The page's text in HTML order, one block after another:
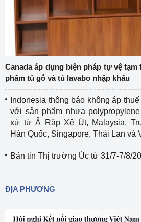
Canada áp dụng biện pháp tự vệ
phẩm tủ gỗ và tủ lavabo nhập khẩu
Indonesia thông báo không áp
với sản phẩm nhựa
xứ từ Ả Rập Xê Út, Malaysia,
Hàn Quốc, Singapore, Thái Lan và
Bản tin Thị trường Úc từ 31/7-7/8/
ĐỊA PHƯƠNG